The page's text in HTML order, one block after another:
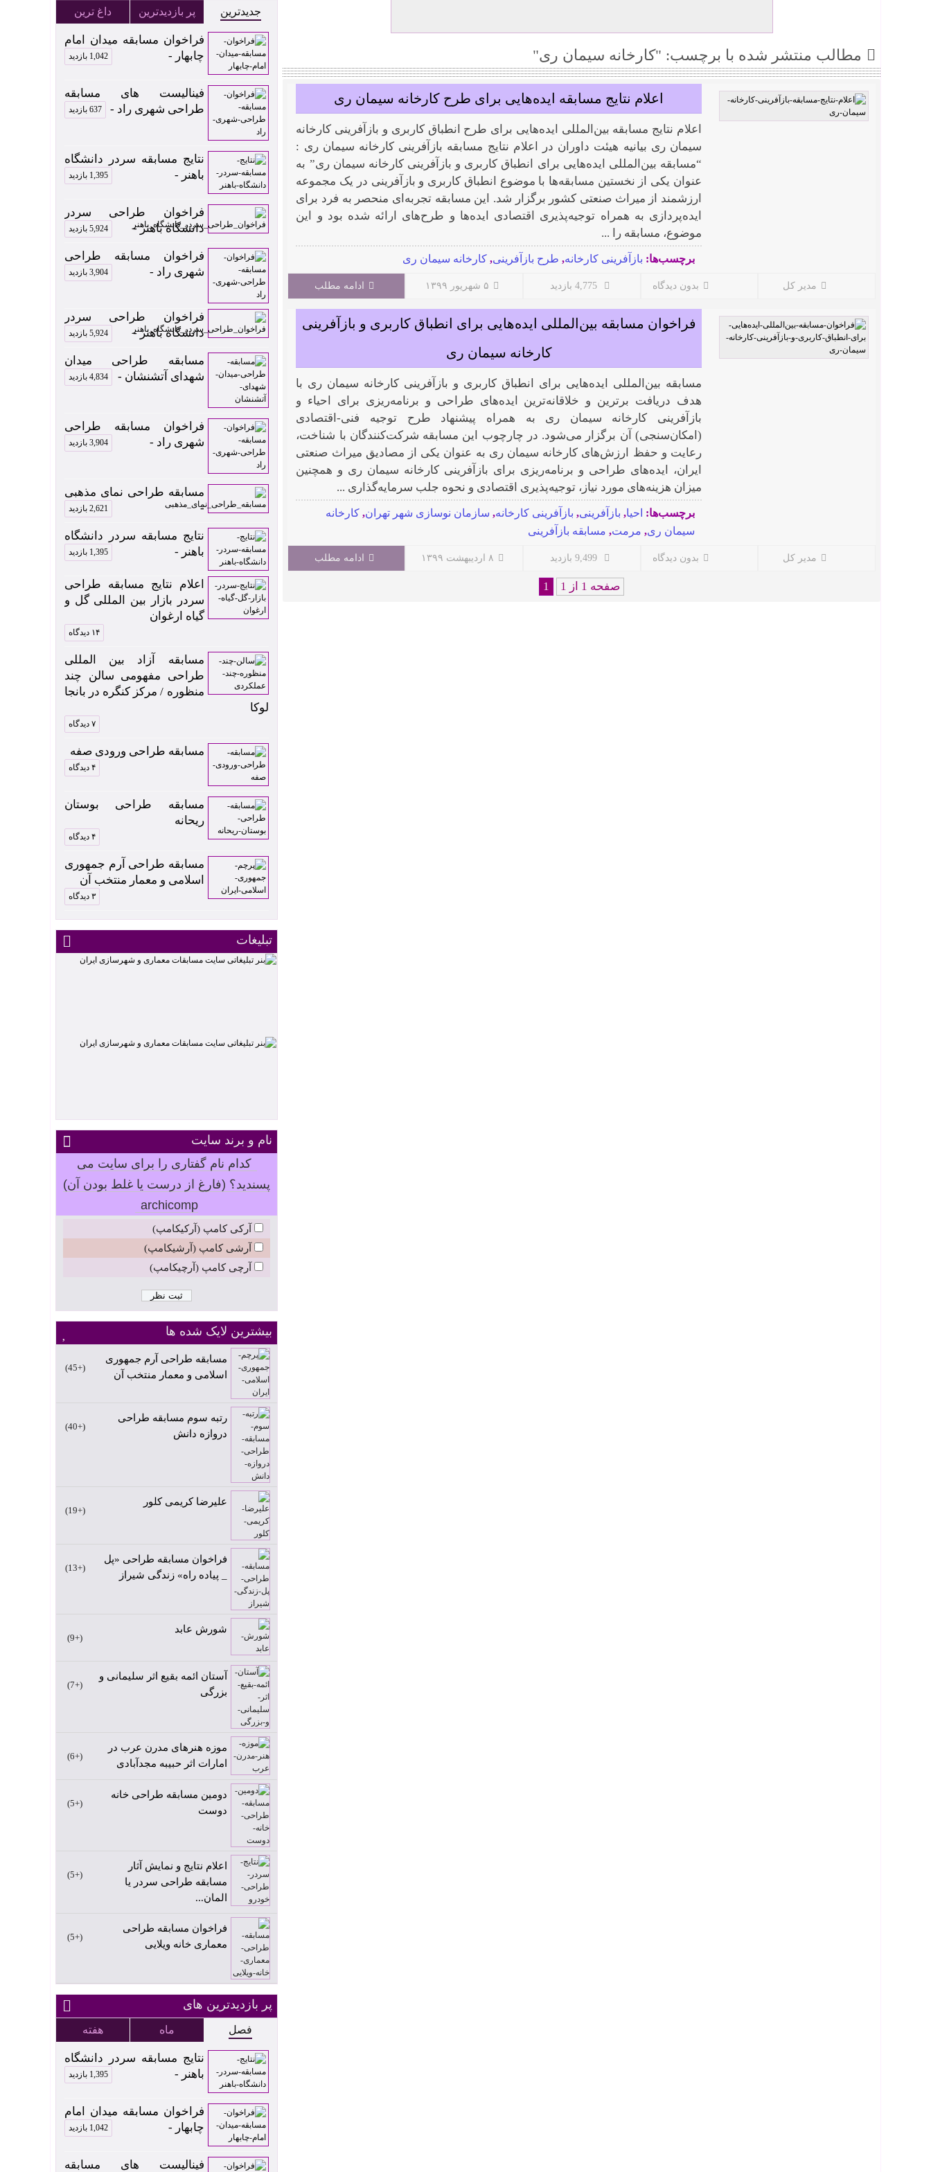
مطالب منتشر شده با برچسب: "کارخانه سیمان ری"
اعلام نتایج مسابقه ایده‌هایی برای طرح کارخانه سیمان ری
اعلام نتایج مسابقه بین‌المللی ایده‌هایی برای طرح انطباق کاربری و بازآفرینی کارخانه
سیمان ری بیانیه هیئت داوران در اعلام نتایج مسابقه بازآفرینی کارخانه سیمان ری :
“مسابقه بین‌المللی ایده‌هایی برای انطباق کاربری و بازآفرینی کارخانه سیمان ری” به
عنوان یکی از نخستین مسابقه‌ها با موضوع انطباق کاربری و بازآفرینی در یک مجموعه
ارزشمند از میراث صنعتی کشور برگزار شد. این مسابقه تجربه‌ای منحصر به فرد برای
ایده‌پردازی به همراه توجیه‌پذیری اقتصادی ایده‌ها و طرح‌های ارائه شده بود و این
موضوع، مسابقه را ...
برچسب‌ها: بازآفرینی کارخانه, طرح بازآفرینی,کارخانه سیمان ری
مدیر کل بدون دیدگاه 4,775 بازدید ۵ شهریور ۱۳۹۹ ادامه مطلب
فراخوان مسابقه بین‌المللی ایده‌هایی برای انطباق کاربری و بازآفرینی
کارخانه سیمان ری
مسابقه بین‌المللی ایده‌هایی برای انطباق کاربری و بازآفرینی کارخانه سیمان ری با
هدف دریافت برترین و خلاقانه‌ترین ایده‌های طراحی و برنامه‌ریزی برای احیاء و
بازآفرینی کارخانه سیمان ری به همراه پیشنهاد طرح توجیه فنی-اقتصادی
(امکان‌سنجی) آن برگزار می‌شود. در چارچوب این مسابقه شرکت‌کنندگان با شناخت،
رعایت و حفظ ارزش‌های کارخانه سیمان ری به عنوان یکی از مصادیق میراث صنعتی
ایران، ایده‌های طراحی و برنامه‌ریزی‌ برای بازآفرینی کارخانه سیمان ری و همچنین
میزان هزینه‌های مورد نیاز، توجیه‌پذیری اقتصادی و نحوه جلب سرمایه‌گذاری ...
برچسب‌ها: احیا, بازآفرینی, بازآفرینی کارخانه, سازمان نوسازی شهر تهران,کارخانه
سیمان ری, مرمت, مسابقه بازآفرینی
مدیر کل بدون دیدگاه 9,499 بازدید ۸ اردیبهشت ۱۳۹۹ ادامه مطلب
صفحه 1 از 1 1
جدیدترین پر بازدیدترین داغ ترین
فراخوان مسابقه میدان امام
چابهار -
1,042 بازدید
فینالیست های مسابقه
طراحی شهری راد -
637 بازدید
نتایج مسابقه سردر دانشگاه
باهنر -
1,395 بازدید
فراخوان طراحی سردر
دانشگاه باهنر -
5,924 بازدید
فراخوان مسابقه طراحی
شهری راد -
3,904 بازدید
فراخوان طراحی سردر
دانشگاه باهنر -
5,924 بازدید
مسابقه طراحی میدان
شهدای آتشنشان -
4,834 بازدید
فراخوان مسابقه طراحی
شهری راد -
3,904 بازدید
مسابقه طراحی نمای مذهبی
-
2,621 بازدید
نتایج مسابقه سردر دانشگاه
باهنر -
1,395 بازدید
اعلام نتایج مسابقه طراحی
سردر بازار بین المللی گل و
گیاه ارغوان
۱۴ دیدگاه
مسابقه آزاد بین المللی
طراحی مفهومی سالن چند
منظوره / مرکز کنگره در بانجا
لوکا
۷ دیدگاه
مسابقه طراحی ورودی صفه
۴ دیدگاه
مسابقه طراحی بوستان
ریحانه
۴ دیدگاه
مسابقه طراحی آرم جمهوری
اسلامی و معمار منتخب آن
۳ دیدگاه
تبلیغات
نام و برند سایت
کدام نام گفتاری را برای سایت می
پسندید؟ (فارغ از درست یا غلط بودن آن)
archicomp
آرکی کامپ (آرکیکامپ)
آرشی کامپ (آرشیکامپ)
آرچی کامپ (آرچیکامپ)
بیشترین لایک شده ها
مسابقه طراحی آرم جمهوری
اسلامی و معمار منتخب آن
+45
رتبه سوم مسابقه طراحی
دروازه دانش
+40
علیرضا کریمی کلور
+19
فراخوان مسابقه طراحی «پل
_ پیاده راه» زندگی شیراز
+13
شورش عابد
+9
آستان ائمه بقیع اثر سلیمانی و
بزرگی
+7
موزه هنرهای مدرن عرب در
امارات اثر حبیبه مجدآبادی
+6
دومین مسابقه طراحی خانه
دوست
+5
اعلام نتایج و نمایش آثار
مسابقه طراحی سردر یا
المان...
+5
فراخوان مسابقه طراحی
معماری خانه ویلایی
+5
پر بازدیدترین های
فصل ماه هفته
نتایج مسابقه سردر دانشگاه
باهنر -
1,395 بازدید
فراخوان مسابقه میدان امام
چابهار -
1,042 بازدید
فینالیست های مسابقه